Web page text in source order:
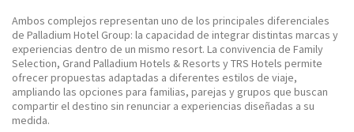
Ambos complejos representan uno de los principales diferenciales
de Palladium Hotel Group: la capacidad de integrar distintas marcas y
experiencias dentro de un mismo resort. La convivencia de Family
Selection, Grand Palladium Hotels & Resorts y TRS Hotels permite
ofrecer propuestas adaptadas a diferentes estilos de viaje,
ampliando las opciones para familias, parejas y grupos que buscan
compartir el destino sin renunciar a experiencias diseñadas a su
medida.